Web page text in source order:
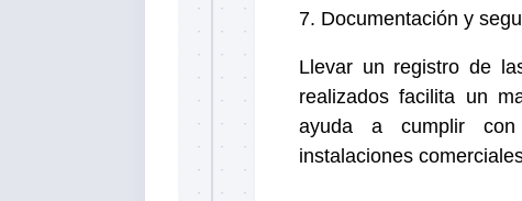
7. Documentación y
Llevar un registro de
realizados facilita un
ayuda a cumplir
instalaciones